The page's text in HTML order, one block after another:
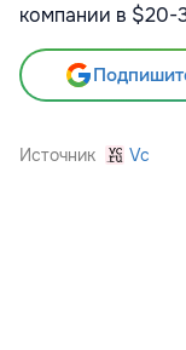
компании в $20-
Источник Vc